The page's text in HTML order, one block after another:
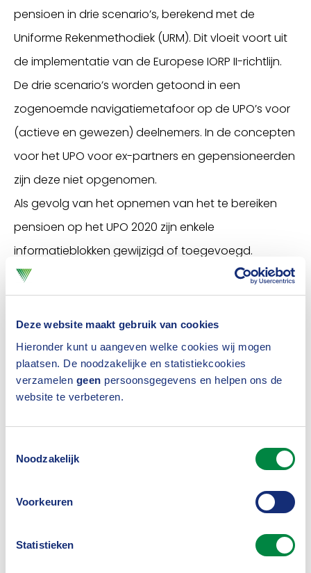
Deze website maakt gebruik van cookies
Hieronder kunt u aangeven welke cookies wij mogen
plaatsen. De noodzakelijke en statistiekcookies
verzamelen geen persoonsgegevens en helpen ons de
website te verbeteren.
Noodzakelijk
Voorkeuren
Statistieken
pensioen in drie scenario’s, berekend met de
Uniforme Rekenmethodiek (URM). Dit vloeit voort uit
de implementatie van de Europese IORP II-richtlijn.
De drie scenario’s worden getoond in een
zogenoemde navigatiemetafoor op de UPO’s voor
(actieve en gewezen) deelnemers. In de concepten
voor het UPO voor ex-partners en gepensioneerden
zijn deze niet opgenomen.
Als gevolg van het opnemen van het te bereiken
pensioen op het UPO 2020 zijn enkele
informatieblokken gewijzigd of toegevoegd.
Daarnaast zijn er in de modellen enkele (kleine)
aanpassingen gedaan die niet voortvloeien uit
gewijzigde regelgeving. In de handleiding bij het
UPO 2020 is – grijs gemarkeerd - aangegeven waar
wijzigingen ten opzichte van UPO 2019 zijn
opgenomen.
De besturen van de Pensioenfederatie en het
Verbond van Verzekeraars hebben de concepten
voor het UPO 2020 geaccordeerd. De
pensioenkoepels sturen de concepten voor de
modellen voor het UPO 2020 nu naar het ministerie